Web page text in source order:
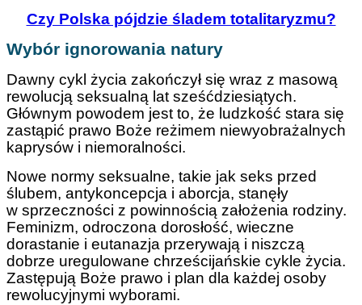
Czy Polska pójdzie śladem totalitaryzmu?
Wybór ignorowania natury
Dawny cykl życia zakończył się wraz z masową
rewolucją seksualną lat sześćdziesiątych.
Głównym powodem jest to, że ludzkość stara się
zastąpić prawo Boże reżimem niewyobrażalnych
kaprysów i niemoralności.
Nowe normy seksualne, takie jak seks przed
ślubem, antykoncepcja i aborcja, stanęły
w sprzeczności z powinnością założenia rodziny.
Feminizm, odroczona dorosłość, wieczne
dorastanie i eutanazja przerywają i niszczą
dobrze uregulowane chrześcijańskie cykle życia.
Zastępują Boże prawo i plan dla każdej osoby
rewolucyjnymi wyborami.